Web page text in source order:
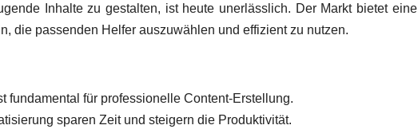
Inhalte zu gestalten, ist heute unerlässlich. Der Markt bietet eine
die passenden Helfer auszuwählen und effizient zu nutzen.
fundamental für professionelle Content-Erstellung.
sparen Zeit und steigern die Produktivität.